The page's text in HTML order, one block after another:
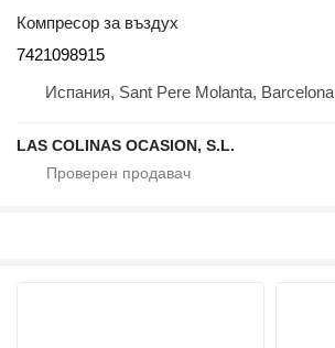
Компресор за въздух
7421098915
Испания, Sant Pere Molanta, Barcelona
LAS COLINAS OCASION, S.L.